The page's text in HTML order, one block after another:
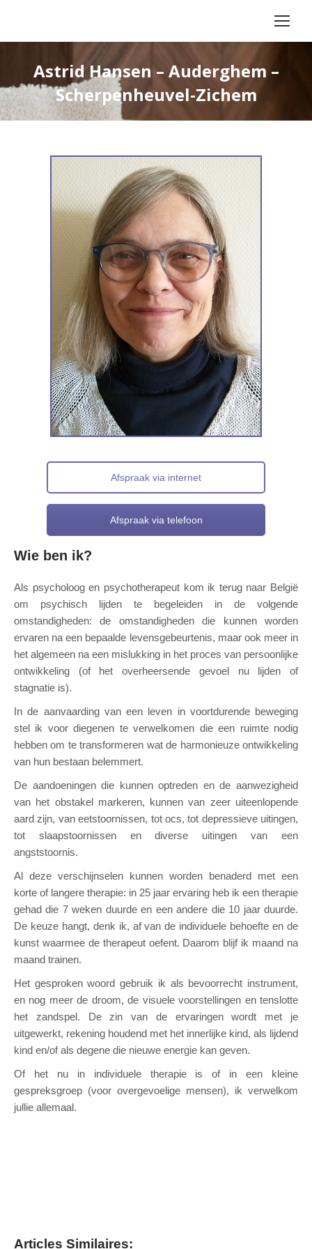
Astrid Hansen – Auderghem –
Scherpenheuvel-Zichem
Wie ben ik?
Als psycholoog en psychotherapeut kom ik terug naar België
om psychisch lijden te begeleiden in de volgende
omstandigheden: de omstandigheden die kunnen worden
ervaren na een bepaalde levensgebeurtenis, maar ook meer in
het algemeen na een mislukking in het proces van persoonlijke
ontwikkeling (of het overheersende gevoel nu lijden of
stagnatie is).
In de aanvaarding van een leven in voortdurende beweging
stel ik voor diegenen te verwelkomen die een ruimte nodig
hebben om te transformeren wat de harmonieuze ontwikkeling
van hun bestaan belemmert.
De aandoeningen die kunnen optreden en de aanwezigheid
van het obstakel markeren, kunnen van zeer uiteenlopende
aard zijn, van eetstoornissen, tot ocs, tot depressieve uitingen,
tot slaapstoornissen en diverse uitingen van een
angststoornis.
Al deze verschijnselen kunnen worden benaderd met een
korte of langere therapie: in 25 jaar ervaring heb ik een therapie
gehad die 7 weken duurde en een andere die 10 jaar duurde.
De keuze hangt, denk ik, af van de individuele behoefte en de
kunst waarmee de therapeut oefent. Daarom blijf ik maand na
maand trainen.
Het gesproken woord gebruik ik als bevoorrecht instrument,
en nog meer de droom, de visuele voorstellingen en tenslotte
het zandspel. De zin van de ervaringen wordt met je
uitgewerkt, rekening houdend met het innerlijke kind, als lijdend
kind en/of als degene die nieuwe energie kan geven.
Of het nu in individuele therapie is of in een kleine
gespreksgroep (voor overgevoelige mensen), ik verwelkom
jullie allemaal.
Afspraak via internet
Afspraak via telefoon
Articles Similaires: